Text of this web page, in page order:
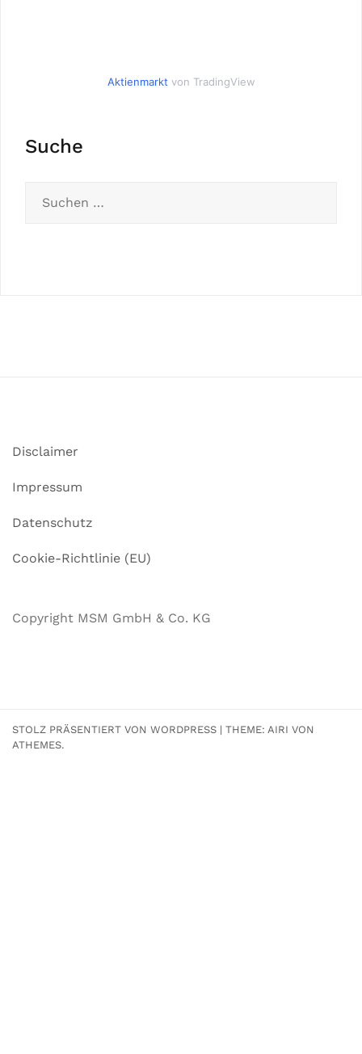
Aktienmarkt von TradingView
Suche
Disclaimer
Impressum
Datenschutz
Cookie-Richtlinie (EU)
Copyright MSM GmbH & Co. KG
STOLZ PRÄSENTIERT VON WORDPRESS | THEME: AIRI VON
ATHEMES.